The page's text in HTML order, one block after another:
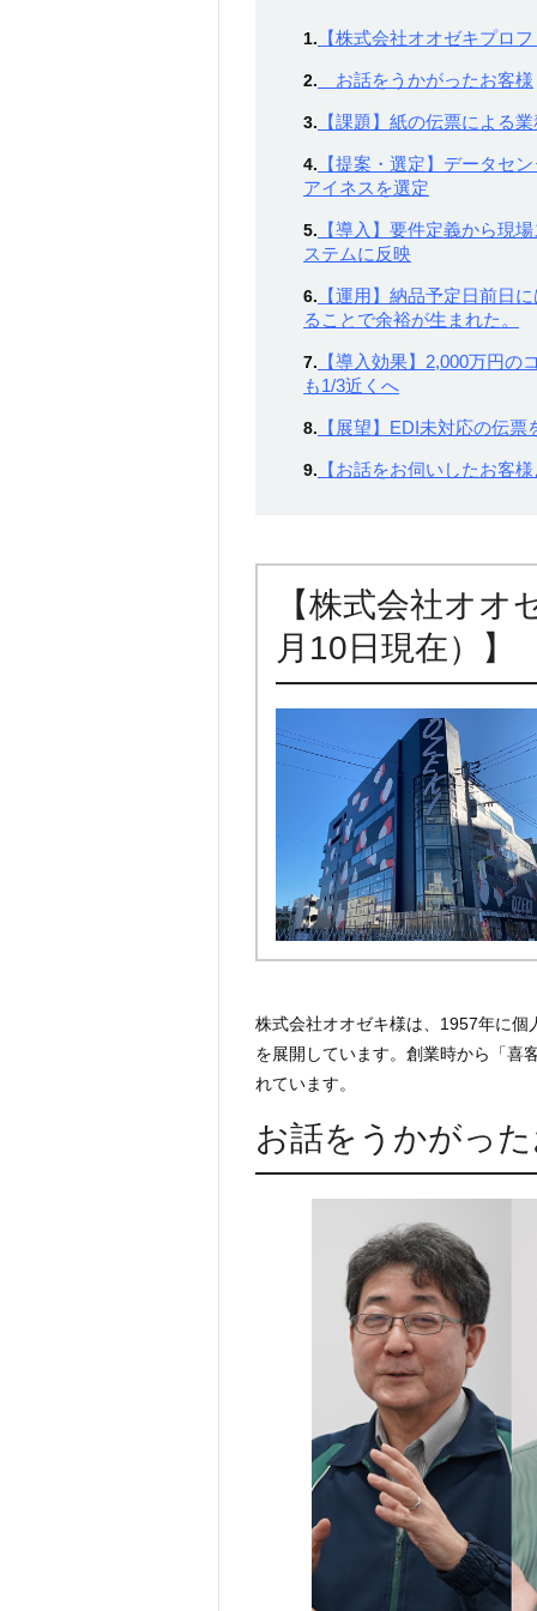
1. 【株式会社オオゼキプロ
2. お話をうかがったお客様
3. 【課題】紙の伝票による
4. 【提案・選定】データセ
アイネスを選定
5. 【導入】要件定義から現
ステムに反映
6. 【運用】納品予定日前日
ることで余裕が生まれた。
7. 【導入効果】2,000万円
も1/3近くへ
8. 【展望】EDI未対応の伝
9. 【お話をお伺いしたお客
【株式会社オ
月10日現在）】
株式会社オオゼキ様は、1957年に
を展開しています。創業時から「喜
れています。
お話をうかがっ